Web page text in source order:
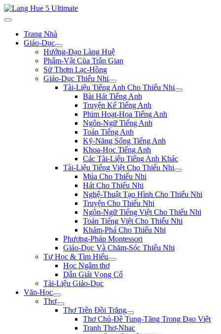
Trang Nhà
Giáo-Dục
Hướng-Đạo Làng Huệ
Phẩm-Vật Của Trân Gian
Sử Thơm Lạc-Hồng
Giáo-Dục Thiếu Nhi
Tài-Liệu Tiếng Anh Cho Thiếu Nhi
Bài Hát Tiếng Anh
Truyện Kể Tiếng Anh
Phim Hoạt-Họa Tiếng Anh
Ngôn-Ngữ Tiếng Anh
Toán Tiếng Anh
Kỹ-Năng Sống Tiếng Anh
Khoa-Học Tiếng Anh
Các Tài-Liệu Tiếng Anh Khác
Tài-Liệu Tiếng Việt Cho Thiếu Nhi
Múa Cho Thiếu Nhi
Hát Cho Thiếu Nhi
Nghệ-Thuật Tạo Hình Cho Thiếu Nhi
Truyện Cho Thiếu Nhi
Ngôn-Ngữ Tiếng Việt Cho Thiếu Nhi
Toán Tiếng Việt Cho Thiếu Nhi
Khám-Phá Cho Thiếu Nhi
Phương-Pháp Montessori
Giáo-Dục Và Chăm-Sóc Thiếu Nhi
Tự Học & Tìm Hiểu
Học Ngâm thơ
Dẫn Giải Vọng Cổ
Tài-Liệu Giáo-Dục
Văn-Học
Thơ
Thơ Trên Đồi Trăng
Thơ Chủ-Đề Tung-Tăng Trong Đạo Việt
Tranh Thơ-Nhac